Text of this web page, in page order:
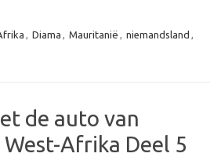
Diama Mauritanië niemandsland
de auto van
Afrika Deel 5